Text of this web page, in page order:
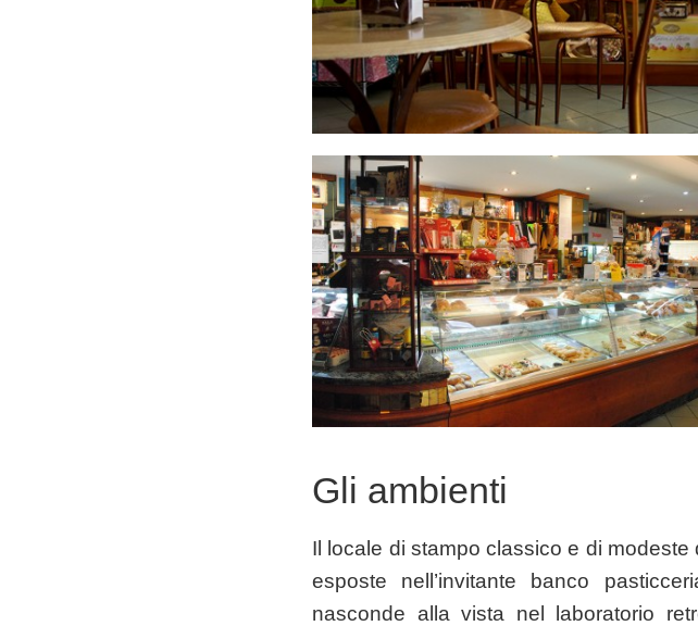
Gli ambienti
Il locale di stampo classico e di
esposte nell’invitante banco
nasconde alla vista nel laboratorio